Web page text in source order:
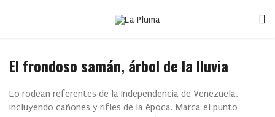
El frondoso samán, árbol de la lluvia
Lo rodean referentes de la Independencia de Venezuela,
incluyendo cañones y rifles de la época. Marca el punto